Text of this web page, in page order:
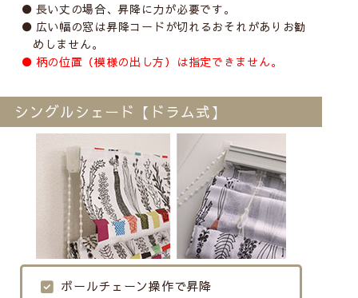
長い丈の場合、昇降に力が必要です。
広い幅の窓は昇降コードが切れるおそれがありお勧
めしません。
柄の位置（模様の出し方）は指定できません。
シングルシェード【ドラム式】
ボールチェーン操作で昇降